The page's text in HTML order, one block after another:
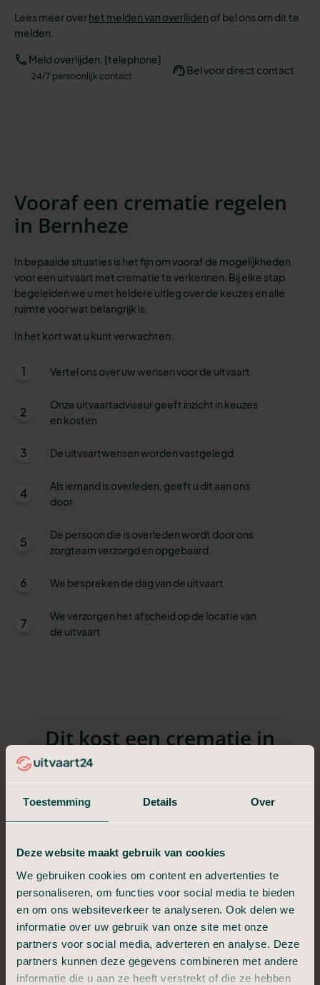
Toestemming Details Over
Deze website maakt gebruik van cookies
We gebruiken cookies om content en advertenties te
personaliseren, om functies voor social media te bieden
en om ons websiteverkeer te analyseren. Ook delen we
informatie over uw gebruik van onze site met onze
partners voor social media, adverteren en analyse. Deze
partners kunnen deze gegevens combineren met andere
informatie die u aan ze heeft verstrekt of die ze hebben
Lees meer overhet melden van overlijden of bel ons om dit te
melden.
Meld overlijden: [telephone]
24/7 persoonlijk contact Bel voor direct contact
Vooraf een crematie regelen
in Bernheze
In bepaalde situaties is het fijn om vooraf de mogelijkheden
voor een uitvaart met crematie te verkennen. Bij elke stap
begeleiden we u met heldere uitleg over de keuzes en alle
ruimte voor wat belangrijk is.
In het kort wat u kunt verwachten:
1 Vertel ons over uw wensen voor de uitvaart
2
Onze uitvaartadviseur geeft inzicht in keuzes
en kosten
3 De uitvaartwensen worden vastgelegd
4
Als iemand is overleden, geeft u dit aan ons
door
5
De persoon die is overleden wordt door ons
zorgteam verzorgd en opgebaard
6 We bespreken de dag van de uitvaart
7
We verzorgen het afscheid op de locatie van
de uitvaart
Dit kost een crematie in
De exacte kosten voor een crematie in Bernheze zijn
intiem afscheiden een uitgebreide
crematiemet condoleance, sprekers en muziek. Elk
type bevat een basis aan dienstendie minimaal nodig zijn voor
deze manier van afscheid nemen.
U kuntdaarnaast onderdelen toevoegen of juist weglaten.
Net wat past bij uw wensen
en budget. U betaalt altijd alleen
voor de diensten die u wilt. De getoonde tarieven zijn
vanafprijzen.